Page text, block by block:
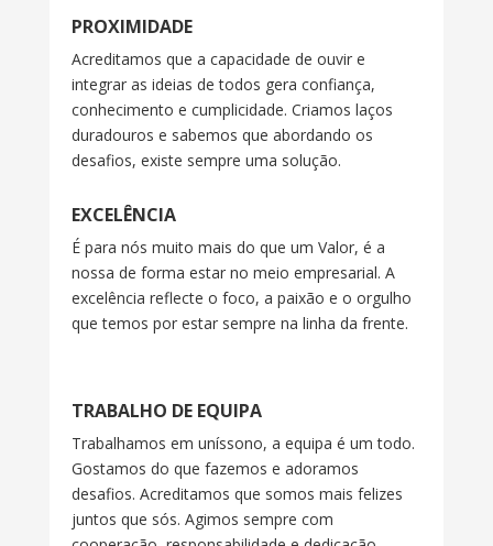
PROXIMIDADE
Acreditamos que a capacidade de ouvir e
integrar as ideias de todos gera confiança,
conhecimento e cumplicidade. Criamos laços
duradouros e sabemos que abordando os
desafios, existe sempre uma solução.
EXCELÊNCIA
É para nós muito mais do que um Valor, é a
nossa de forma estar no meio empresarial. A
excelência reflecte o foco, a paixão e o orgulho
que temos por estar sempre na linha da frente.
TRABALHO DE EQUIPA
Trabalhamos em uníssono, a equipa é um todo.
Gostamos do que fazemos e adoramos
desafios. Acreditamos que somos mais felizes
juntos que sós. Agimos sempre com